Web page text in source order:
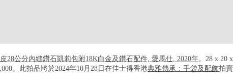
28公分內縫鑽石凱莉包附18K白金及鑽石配件, 愛馬仕, 2020年。28 x 20
。此拍品將於2024年10月28日在佳士得香港典雅傳承：手袋及配飾拍